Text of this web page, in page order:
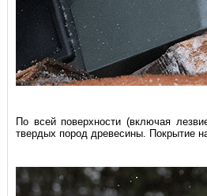
По всей поверхности (включая
твердых пород древесины. Покрытие